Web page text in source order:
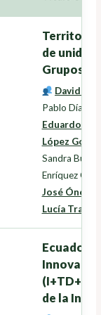
de
Grupos
David
Pablo Díaz
Eduardo
López
Sandra Buján
Enríquez
José Ónega
Lucía
Ecuador,
de la